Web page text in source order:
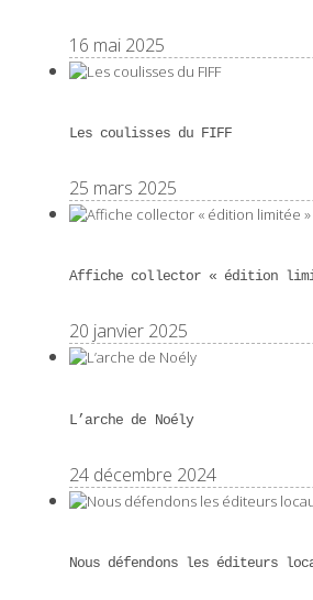
16 mai 2025
Les coulisses du FIFF
25 mars 2025
Affiche collector « édition
20 janvier 2025
L’arche de Noély
24 décembre 2024
Nous défendons les éditeurs